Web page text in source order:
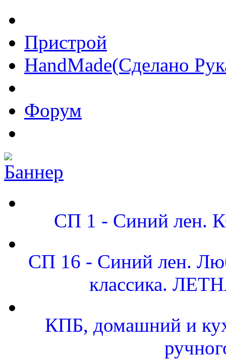
Пристрой
HandMade(Сделано
Форум
СП 1 - Синий
СП 16 - Синий лен.
классика.
КПБ, домашний и